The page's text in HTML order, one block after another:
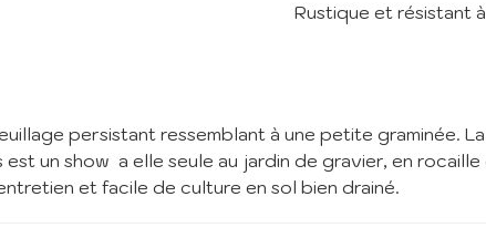
Rustique et résistant
persistant ressemblant à une petite graminée.
un show a elle seule au jardin de gravier, en
et facile de culture en sol bien drainé.
à la Newsletter
à notre newsletter mensuelle pour recevoir les dernières infos de